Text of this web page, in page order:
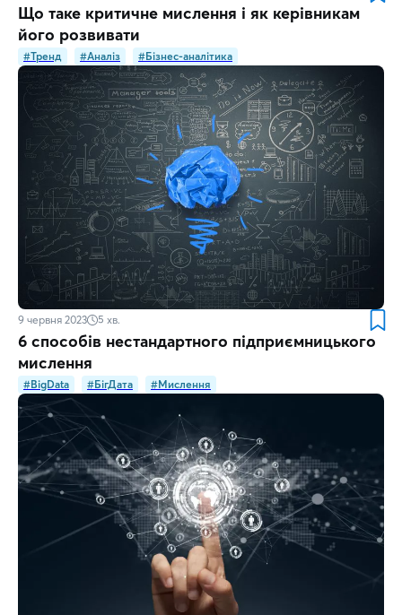
Що таке критичне мислення і як керівникам
його розвивати
#Тренд #Аналіз #Бізнес-аналітика
9 червня 2023 5 хв.
6 способів нестандартного підприємницького
мислення
#BigData #БігДата #Мислення